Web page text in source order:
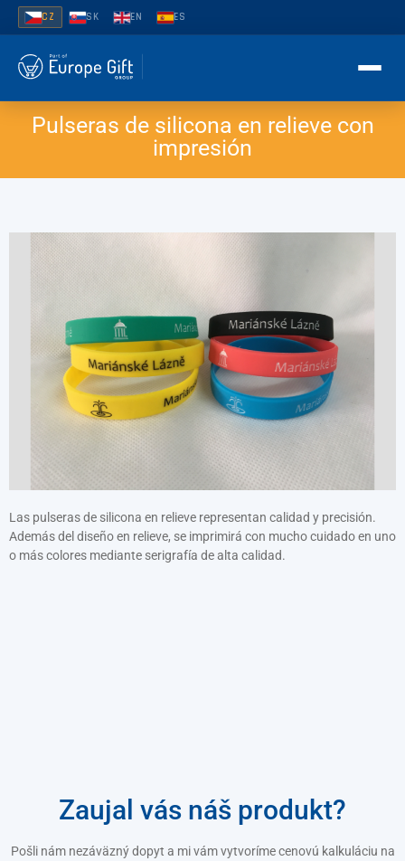
CZ SK EN ES
ÚVOD
LANYARDY
Trubkové lanyardy
Tkané lanyardy na krk
Příslušenství
⚡ Expres výroba
Debossované silikonové náramky
Embosované silikonové náramky
Embosované s potiskem
Náramky s potiskem
Segmentované náramky
NÁRAMKY
Náramky Tyvek
Vinylové náramky
Látkové náramky
POPTÁVKA ZDARMA →
Pulseras de silicona en relieve con
impresión
Las pulseras de silicona en relieve representan calidad y precisión.
Además del diseño en relieve, se imprimirá con mucho cuidado en uno
o más colores mediante serigrafía de alta calidad.
Zaujal vás náš produkt?
Pošli nám nezáväzný dopyt a mi vám vytvoríme cenovú kalkuláciu na